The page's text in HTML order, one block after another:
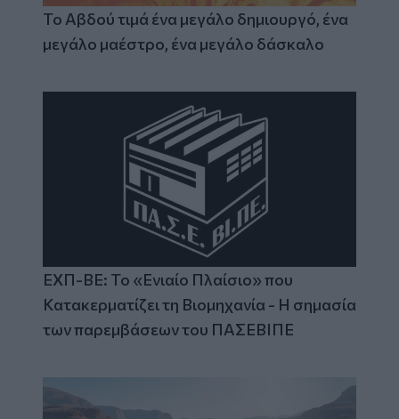
Το Αβδού τιμά ένα μεγάλο δημιουργό, ένα
μεγάλο μαέστρο, ένα μεγάλο δάσκαλο
ΕΧΠ-ΒΕ: Το «Ενιαίο Πλαίσιο» που
Κατακερματίζει τη Βιομηχανία - Η σημασία
των παρεμβάσεων του ΠΑΣΕΒΙΠΕ